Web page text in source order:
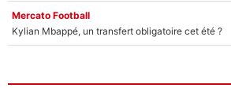
Mercato Football
Kylian Mbappé, un transfert obligatoire cet été ?